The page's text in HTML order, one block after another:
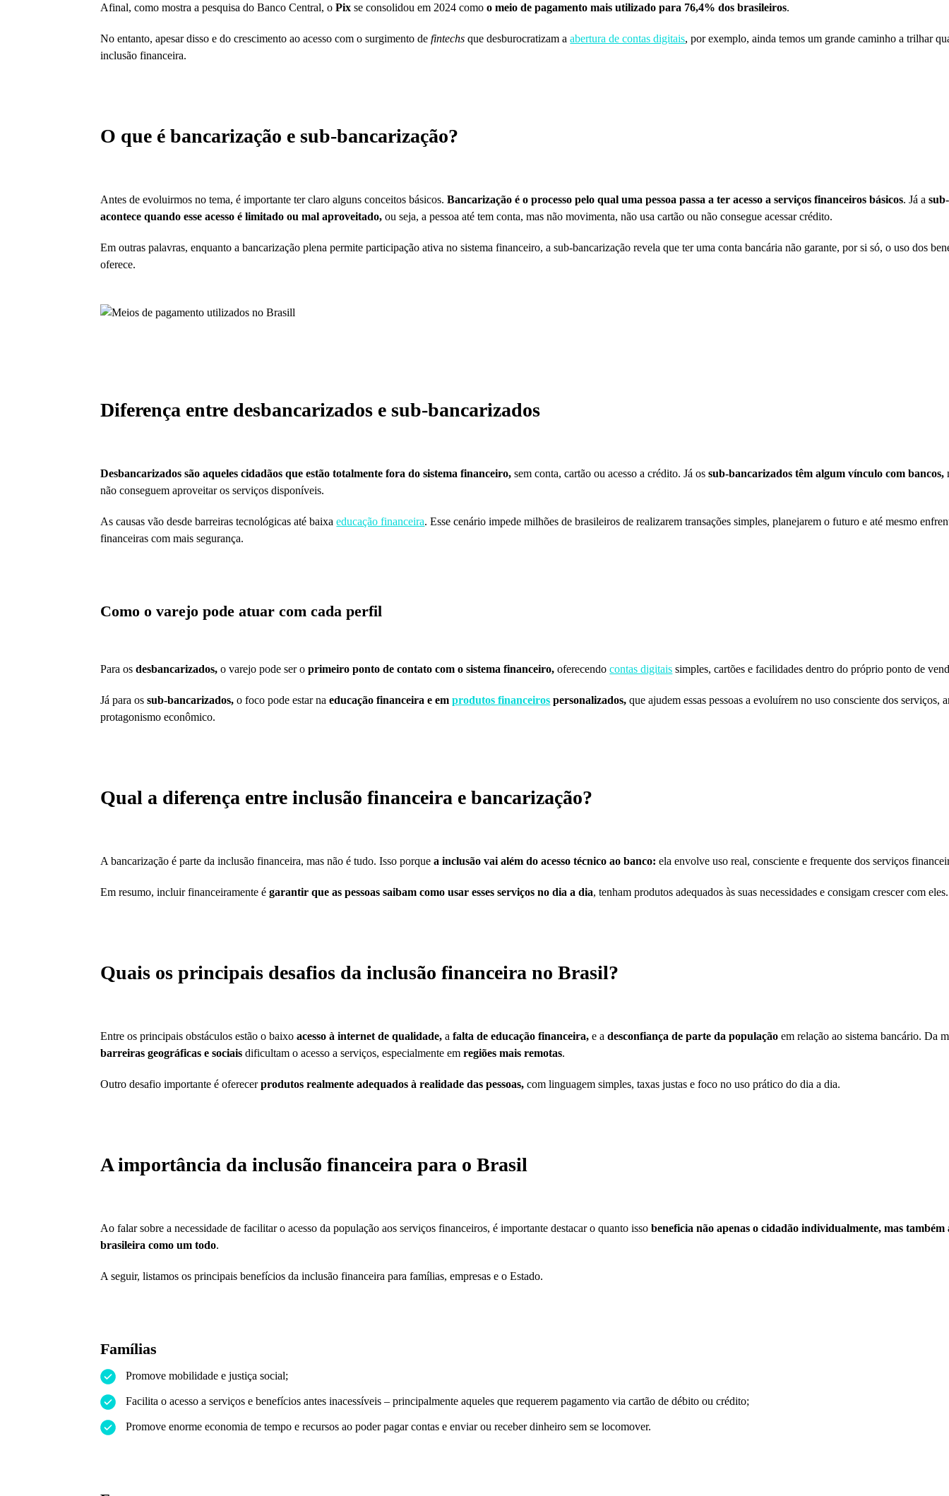
Afinal, como mostra a pesquisa do Banco Central, oPix se consolidou em 2024 comoo meio de pagamento mais utilizado para 76,4% dos brasileiros.
No entanto, apesar disso e do crescimento ao acesso com o surgimento defintechs que desburocratizam aabertura de contas digitais, por exemplo, ainda temos um grande caminho a trilhar
inclusão financeira.
O que é bancarização e sub-bancarização?
Antes de evoluirmos no tema, é importante ter claro alguns conceitos básicos.Bancarização é o processo pelo qual uma pessoa passa a ter acesso a serviços financeiros básicos. Já a
acontece quando esse acesso é limitado ou mal aproveitado,ou seja, a pessoa até tem conta, mas não movimenta, não usa cartão ou não consegue acessar crédito.
Em outras palavras, enquanto a bancarização plena permite participação ativa no sistema financeiro, a sub-bancarização revela que ter uma conta bancária não garante, por si só, o uso dos
oferece.
Diferença entre desbancarizados e sub-bancarizados
Desbancarizados são aqueles cidadãos que estão totalmente fora do sistema financeiro, sem conta, cartão ou acesso a crédito. Já ossub-bancarizados têm algum vínculo com bancos,
não conseguem aproveitar os serviços disponíveis.
As causas vão desde barreiras tecnológicas até baixaeducação financeira. Esse cenário impede milhões de brasileiros de realizarem transações simples, planejarem o futuro e até mesmo
financeiras com mais segurança.
Como o varejo pode atuar com cada perfil
Para os desbancarizados, o varejo pode ser o primeiro ponto de contato com o sistema financeiro, oferecendocontas digitais simples, cartões e facilidades dentro do próprio ponto de
Já para ossub-bancarizados, o foco pode estar na educação financeira e emprodutos financeiros personalizados, que ajudem essas pessoas a evoluírem no uso consciente dos serviços,
protagonismo econômico.
Qual a diferença entre inclusão financeira e bancarização?
A bancarização é parte da inclusão financeira, mas não é tudo. Isso porque a inclusão vai além do acesso técnico ao banco: ela envolve uso real, consciente e frequente dos serviços
Em resumo, incluir financeiramente égarantir que as pessoas saibam como usar esses serviços no dia a dia, tenham produtos adequados às suas necessidades e consigam crescer com eles.
Quais os principais desafios da inclusão financeira no Brasil?
Entre os principais obstáculos estão o baixo acesso à internet de qualidade, afalta de educação financeira, e adesconfiança de parte da população em relação ao sistema bancário. Da
barreiras geográficas e sociaisdificultam o acesso a serviços, especialmente emregiões mais remotas.
Outro desafio importante é oferecerprodutos realmente adequados à realidade das pessoas, com linguagem simples, taxas justas e foco no uso prático do dia a dia.
A importância da inclusão financeira para o Brasil
Ao falar sobre a necessidade de facilitar o acesso da população aos serviços financeiros, é importante destacar o quanto issobeneficia não apenas o cidadão individualmente, mas também
brasileira como um todo.
A seguir, listamos os principais benefícios da inclusão financeira para famílias, empresas e o Estado.
Famílias
Promove mobilidade e justiça social;
Facilita o acesso a serviços e benefícios antes inacessíveis – principalmente aqueles que requerem pagamento via cartão de débito ou crédito;
Promove enorme economia de tempo e recursos ao poder pagar contas e enviar ou receber dinheiro sem se locomover.